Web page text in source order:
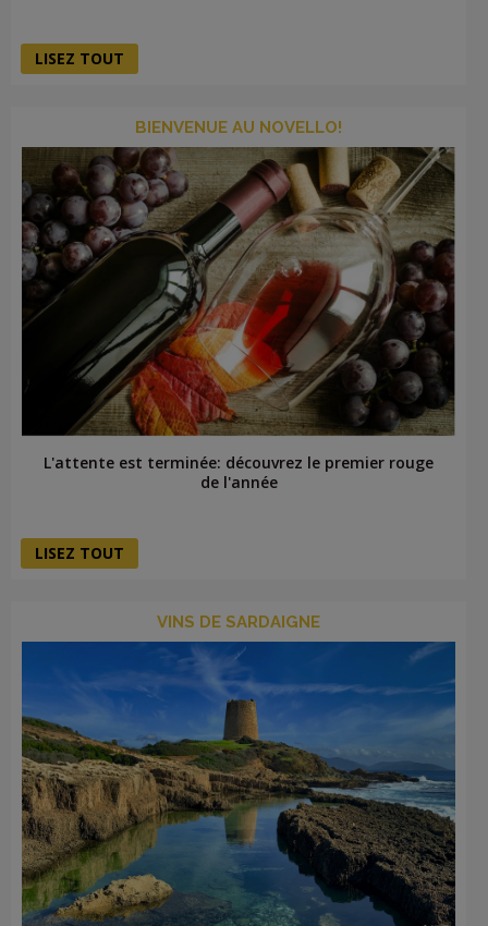
LISEZ TOUT
BIENVENUE AU NOVELLO!
L'attente est terminée: découvrez le premier rouge
de l'année
LISEZ TOUT
VINS DE SARDAIGNE